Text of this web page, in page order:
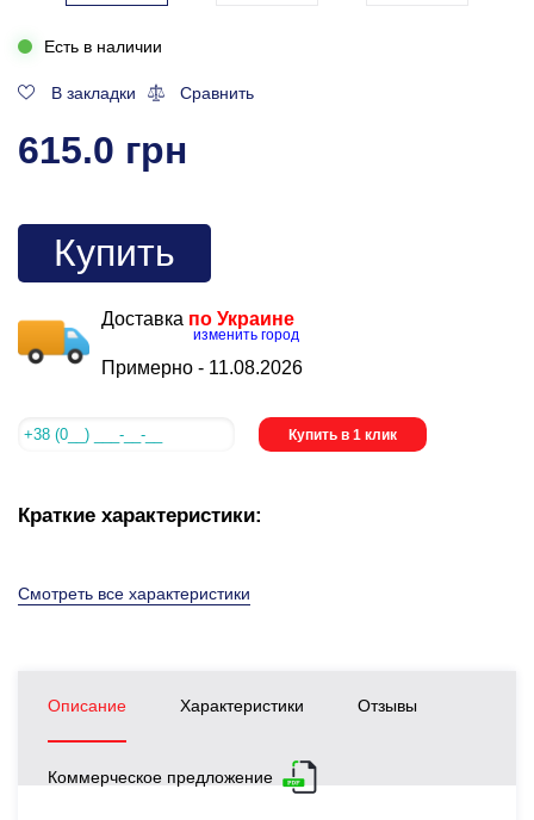
Есть в наличии
В закладки Сравнить
615.0 грн
Купить
Доставка по Украине
изменить город
Примерно - 11.08.2026
Купить в 1 клик
Краткие характеристики:
Смотреть все характеристики
Описание Характеристики Отзывы
Коммерческое предложение